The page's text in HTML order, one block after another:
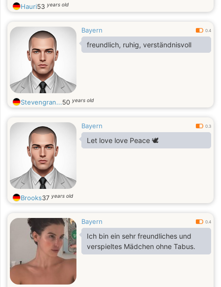
Hauri53 years old
Bayern 0.4
freundlich, ruhig, verständnisvoll
Stevengran...50 years old
Bayern 0.3
Let love love Peace 🕊️
Brooks37 years old
Bayern 0.4
Ich bin ein sehr freundliches und
verspieltes Mädchen ohne Tabus.